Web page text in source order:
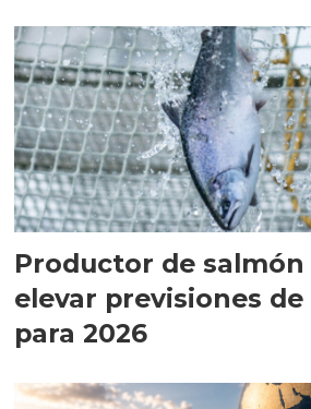
Productor de salmón
elevar previsiones
para 2026